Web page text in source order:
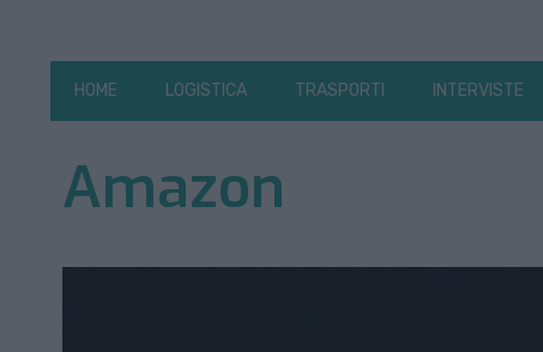
HOME LOGISTICA TRASPORTI INTERVISTE
Amazon